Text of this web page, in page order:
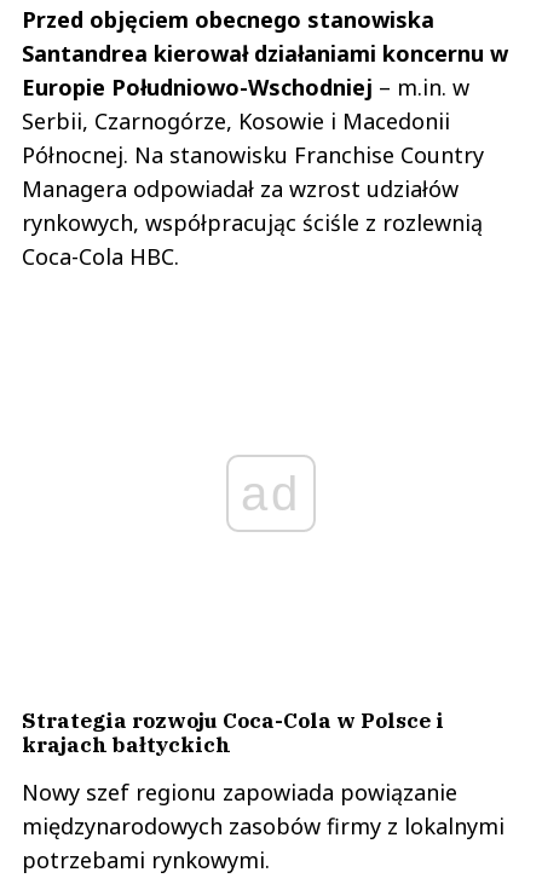
Przed objęciem obecnego stanowiska
Santandrea kierował działaniami koncernu w
Europie Południowo-Wschodniej – m.in. w
Serbii, Czarnogórze, Kosowie i Macedonii
Północnej. Na stanowisku Franchise Country
Managera odpowiadał za wzrost udziałów
rynkowych, współpracując ściśle z rozlewnią
Coca-Cola HBC.
ad
Strategia rozwoju Coca-Cola w Polsce i
krajach bałtyckich
Nowy szef regionu zapowiada powiązanie
międzynarodowych zasobów firmy z lokalnymi
potrzebami rynkowymi.